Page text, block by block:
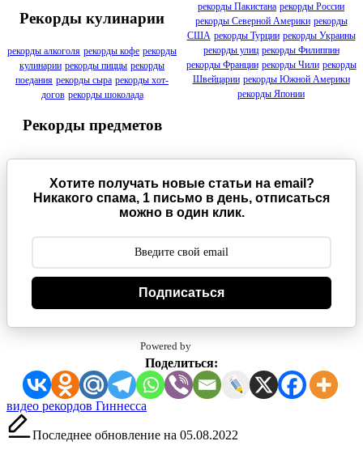
Рекорды кулинарии
рекорды алкоголя рекорды кофе рекорды
кулинарии рекорды пиццы рекорды
поедания рекорды сыра рекорды хот-
догов рекорды шоколада
Рекорды предметов
рекорды Пакистана рекорды России
рекорды Северной Америки рекорды
США рекорды Турции рекорды Украины
рекорды улиц рекорды Филиппин
рекорды Франции рекорды Чили рекорды
Швейцарии рекорды Южной Америки
рекорды Японии
Хотите получать новые статьи на email?
Никакого спама, 1 письмо в день, отписаться
можно в один клик.
Подписаться
Powered by
Поделиться:
Метки:
видео рекордов Гиннесса
Последнее обновление на 05.08.2022